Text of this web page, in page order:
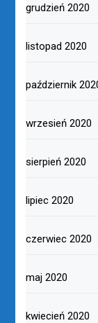
grudzień 2020
listopad 2020
październik
wrzesień 2020
sierpień 2020
lipiec 2020
czerwiec 2020
maj 2020
kwiecień 2020